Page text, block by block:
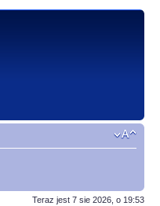
Teraz jest 7 sie 2026, o 19:53